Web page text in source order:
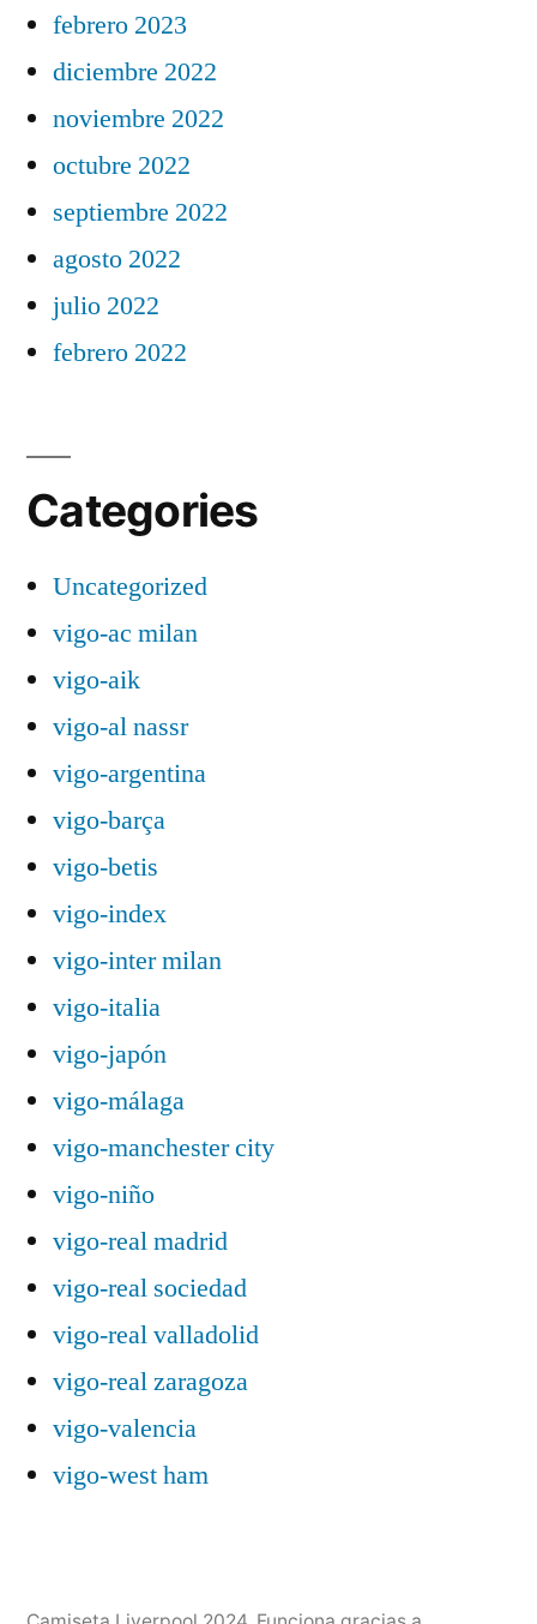
febrero 2023
diciembre 2022
noviembre 2022
octubre 2022
septiembre 2022
agosto 2022
julio 2022
febrero 2022
Categories
Uncategorized
vigo-ac milan
vigo-aik
vigo-al nassr
vigo-argentina
vigo-barça
vigo-betis
vigo-index
vigo-inter milan
vigo-italia
vigo-japón
vigo-málaga
vigo-manchester city
vigo-niño
vigo-real madrid
vigo-real sociedad
vigo-real valladolid
vigo-real zaragoza
vigo-valencia
vigo-west ham